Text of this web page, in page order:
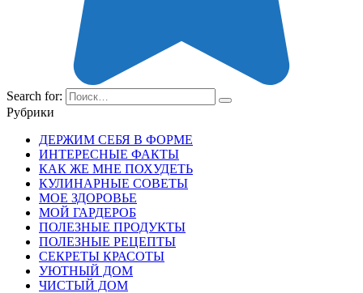
Search for:
Рубрики
ДЕРЖИМ СЕБЯ В ФОРМЕ
ИНТЕРЕСНЫЕ ФАКТЫ
КАК ЖЕ МНЕ ПОХУДЕТЬ
КУЛИНАРНЫЕ СОВЕТЫ
МОЕ ЗДОРОВЬЕ
МОЙ ГАРДЕРОБ
ПОЛЕЗНЫЕ ПРОДУКТЫ
ПОЛЕЗНЫЕ РЕЦЕПТЫ
СЕКРЕТЫ КРАСОТЫ
УЮТНЫЙ ДОМ
ЧИСТЫЙ ДОМ